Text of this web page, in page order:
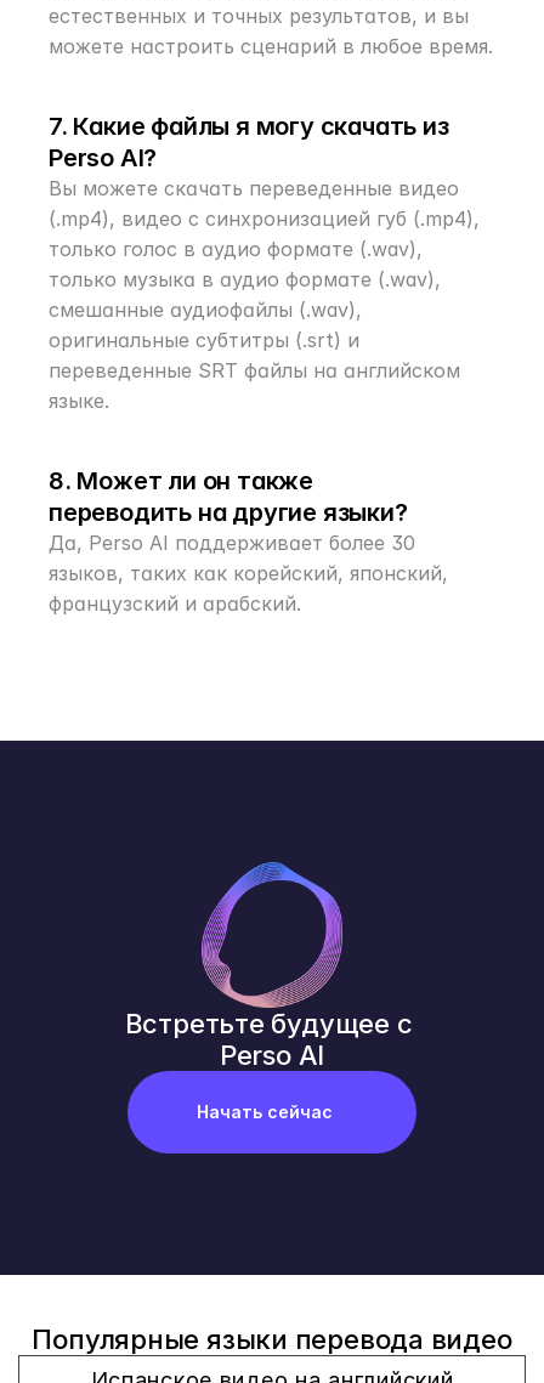
естественных и точных результатов, и вы
можете настроить сценарий в любое время.
7. Какие файлы я могу скачать из
Perso AI?
Вы можете скачать переведенные видео
(.mp4), видео с синхронизацией губ (.mp4),
только голос в аудио формате (.wav),
только музыка в аудио формате (.wav),
смешанные аудиофайлы (.wav),
оригинальные субтитры (.srt) и
переведенные SRT файлы на английском
языке.
8. Может ли он также
переводить на другие языки?
Да, Perso AI поддерживает более 30
языков, таких как корейский, японский,
французский и арабский.
Встретьте будущее с
Perso AI
Начать сейчас
Популярные языки перевода видео